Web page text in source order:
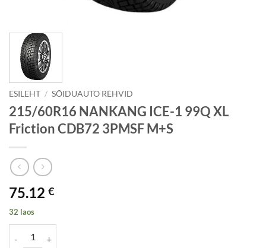
ESILEHT / SÕIDUAUTO REHVID
215/60R16 NANKANG ICE-1 99Q XL
Friction CDB72 3PMSF M+S
75.12 €
32 laos